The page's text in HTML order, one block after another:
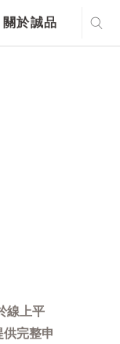
關於誠品
線上平
完整申